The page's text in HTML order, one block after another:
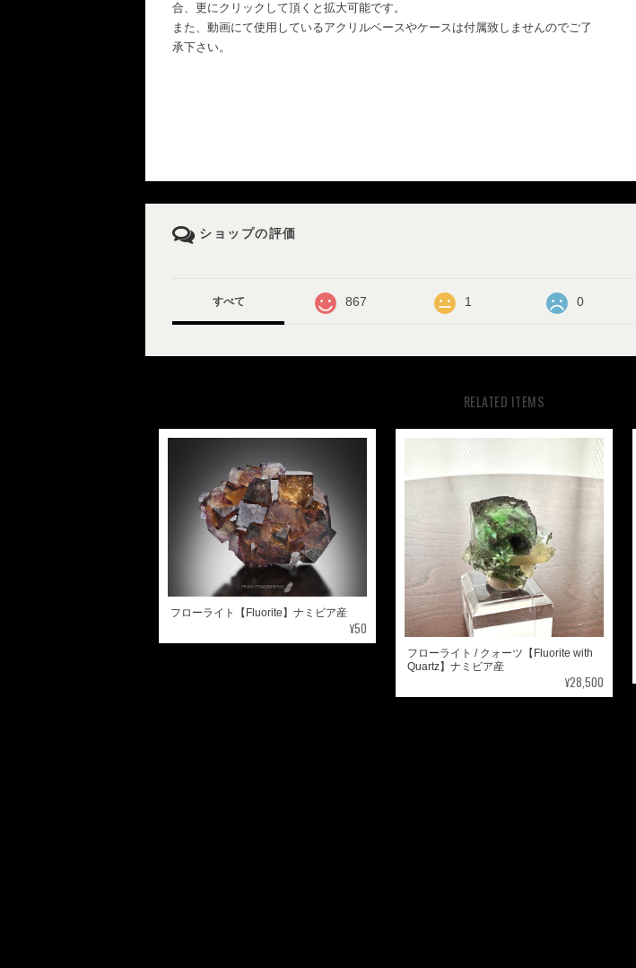
合、更にクリックして頂くと拡大可能です。
また、動画にて使用しているアクリルベースやケースは付属致しませんのでご了
承下さい。
ショップの評価
すべて 867 1 0
RELATED ITEMS
フローライト【Fluorite】ナミビア産
¥50
フローライト / クォーツ【Fluorite with
Quartz】ナミビア産
¥28,500